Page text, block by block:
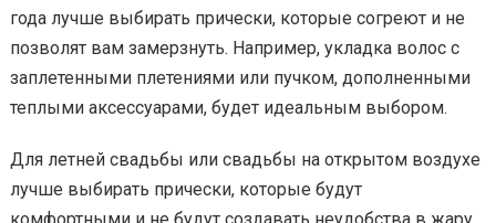
года лучше выбирать прически, которые согреют и не
позволят вам замерзнуть. Например, укладка волос с
заплетенными плетениями или пучком, дополненными
теплыми аксессуарами, будет идеальным выбором.
Для летней свадьбы или свадьбы на открытом воздухе
лучше выбирать прически, которые будут